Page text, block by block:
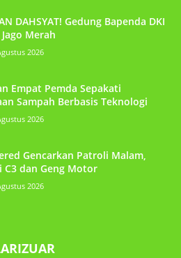
DAHSYAT! Gedung Bapenda DKI
Merah
2026
Empat Pemda Sepakati
Sampah Berbasis Teknologi
2026
Gencarkan Patroli Malam,
C3 dan Geng Motor
2026